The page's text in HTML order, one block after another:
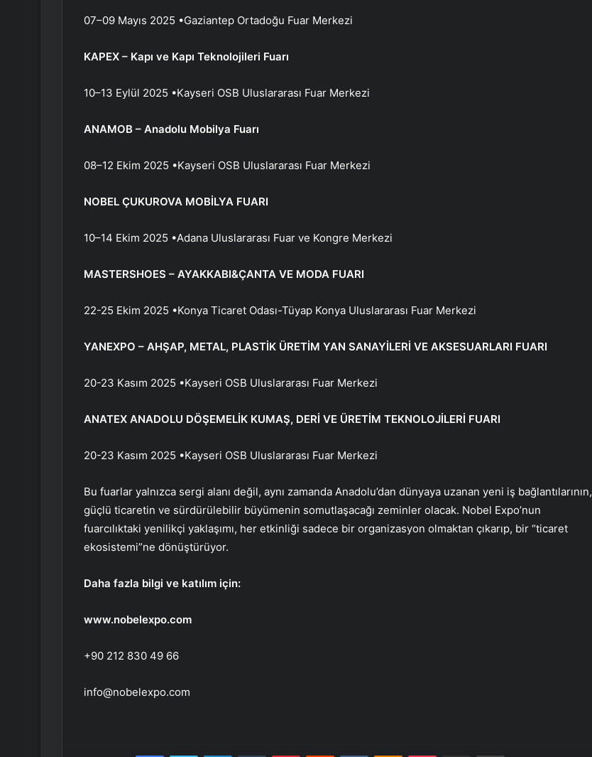
07–09 Mayıs 2025 •Gaziantep Ortadoğu Fuar Merkezi
KAPEX – Kapı ve Kapı Teknolojileri Fuarı
10–13 Eylül 2025 •Kayseri OSB Uluslararası Fuar Merkezi
ANAMOB – Anadolu Mobilya Fuarı
08–12 Ekim 2025 •Kayseri OSB Uluslararası Fuar Merkezi
NOBEL ÇUKUROVA MOBİLYA FUARI
10–14 Ekim 2025 •Adana Uluslararası Fuar ve Kongre Merkezi
MASTERSHOES – AYAKKABI&ÇANTA VE MODA FUARI
22-25 Ekim 2025 •Konya Ticaret Odası-Tüyap Konya Uluslararası Fuar Merkezi
YANEXPO – AHŞAP, METAL, PLASTİK ÜRETİM YAN SANAYİLERİ VE AKSESUARLARI FUARI
20-23 Kasım 2025 •Kayseri OSB Uluslararası Fuar Merkezi
ANATEX ANADOLU DÖŞEMELİK KUMAŞ, DERİ VE ÜRETİM TEKNOLOJİLERİ FUARI
20-23 Kasım 2025 •Kayseri OSB Uluslararası Fuar Merkezi
Bu fuarlar yalnızca sergi alanı değil, aynı zamanda Anadolu’dan dünyaya uzanan yeni iş bağlantılarının,
güçlü ticaretin ve sürdürülebilir büyümenin somutlaşacağı zeminler olacak. Nobel Expo’nun
fuarcılıktaki yenilikçi yaklaşımı, her etkinliği sadece bir organizasyon olmaktan çıkarıp, bir “ticaret
ekosistemi”ne dönüştürüyor.
Daha fazla bilgi ve katılım için:
www.nobelexpo.com
+90 212 830 49 66
info@nobelexpo.com